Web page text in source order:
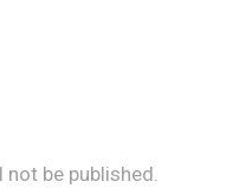
be published.